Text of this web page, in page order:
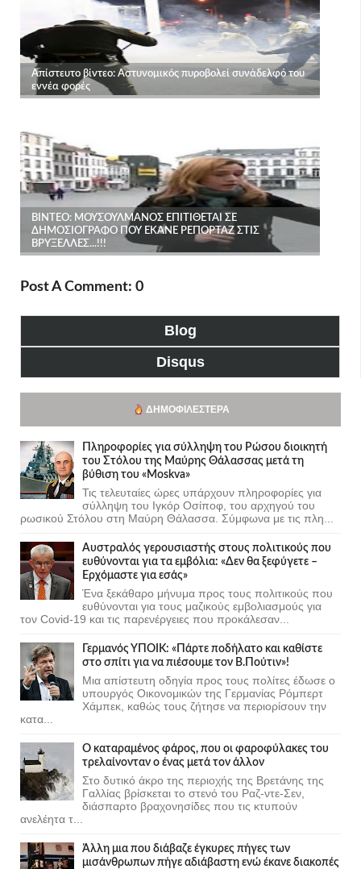
Post A Comment: 0
Blog
Disqus
ΔΗΜΟΦΙΛΈΣΤΕΡΑ
Πληροφορίες για σύλληψη του Ρώσου διοικητή
του Στόλου της Mαύρης Θάλασσας μετά τη
βύθιση του «Moskva»
Τις τελευταίες ώρες υπάρχουν πληροφορίες για
σύλληψη του Ιγκόρ Οσίποφ, του αρχηγού του
ρωσικού Στόλου στη Μαύρη Θάλασσα. Σύμφωνα με τις πλη...
Αυστραλός γερουσιαστής στους πολιτικούς που
ευθύνονται για τα εμβόλια: «Δεν θα ξεφύγετε –
Ερχόμαστε για εσάς»
Ένα ξεκάθαρο μήνυμα προς τους πολιτικούς που
ευθύνονται για τους μαζικούς εμβολιασμούς για
τον Covid-19 και τις παρενέργειες που προκάλεσαν...
Γερμανός ΥΠΟΙΚ: «Πάρτε ποδήλατο και καθίστε
στο σπίτι για να πιέσουμε τον Β.Πούτιν»!
Μια απίστευτη οδηγία προς τους πολίτες έδωσε ο
υπουργός Οικονομικών της Γερμανίας Ρόμπερτ
Χάμπεκ, καθώς τους ζήτησε να περιορίσουν την
κατα...
Ο καταραμένος φάρος, που οι φαροφύλακες του
τρελαίνονταν ο ένας μετά τον άλλον
Στο δυτικό άκρο της περιοχής της Βρετάνης της
Γαλλίας βρίσκεται το στενό του Ραζ-ντε-Σεν,
διάσπαρτο βραχονησίδες που τις κτυπούν
ανελέητα τ...
Άλλη μια που διάβαζε έγκυρες πήγες των
μισάνθρωπων πήγε αδιάβαστη ενώ έκανε διακοπές